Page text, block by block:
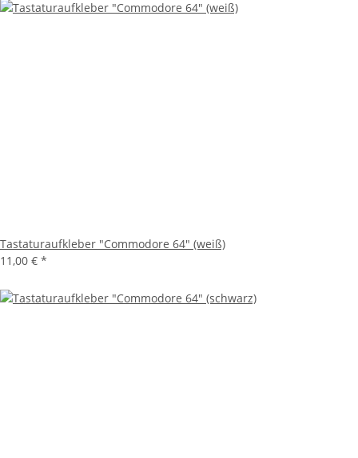
Tastaturaufkleber "Commodore 64" (weiß)
11,00 € *